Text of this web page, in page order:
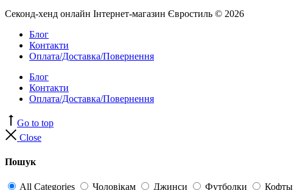
Секонд-хенд онлайн Інтернет-магазин Євростиль © 2026
Блог
Контакти
Оплата/Доставка/Повернення
Блог
Контакти
Оплата/Доставка/Повернення
Go to top
Close
Пошук
All Categories Чоловікам Джинси Футболки Кофты